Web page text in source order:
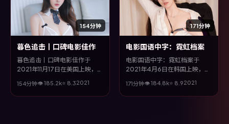
154分钟
暮色追击丨口碑电影佳作
暮色追击丨口碑电影佳作于
2021年11月17日在美国上映，由
木村拓哉等主演。全片以犯罪类
型为主线，视听语言大胆实验，
154分钟👁185.2k⭐ 8.32021
171分钟
电影国语中字：霓虹档案
电影国语中字：霓虹档案于
2021年4月6日在韩国上映，由
云等主演。全片以奇幻类型为主
线，改编自真实事件与社会议
171分钟👁184.8k⭐ 8.92021